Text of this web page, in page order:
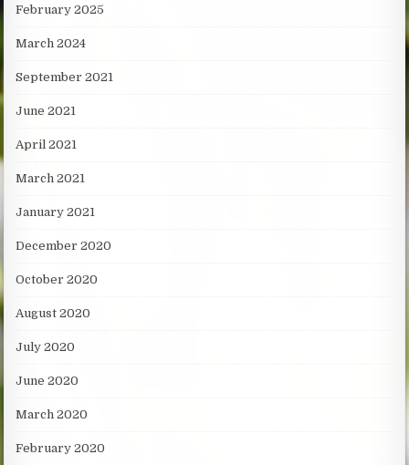
February 2025
March 2024
September 2021
June 2021
April 2021
March 2021
January 2021
December 2020
October 2020
August 2020
July 2020
June 2020
March 2020
February 2020